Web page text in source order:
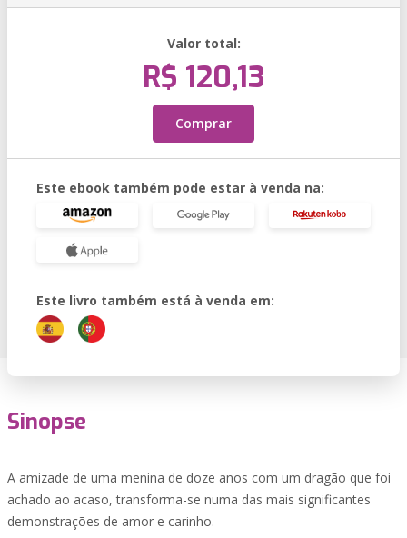
Valor total:
R$ 120,13
Comprar
Este ebook também pode estar à venda na:
Este livro também está à venda em:
Sinopse
A amizade de uma menina de doze anos com um dragão que foi
achado ao acaso, transforma-se numa das mais significantes
demonstrações de amor e carinho.